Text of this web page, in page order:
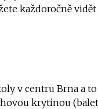
každoročně
v centru Brna a
krytinou